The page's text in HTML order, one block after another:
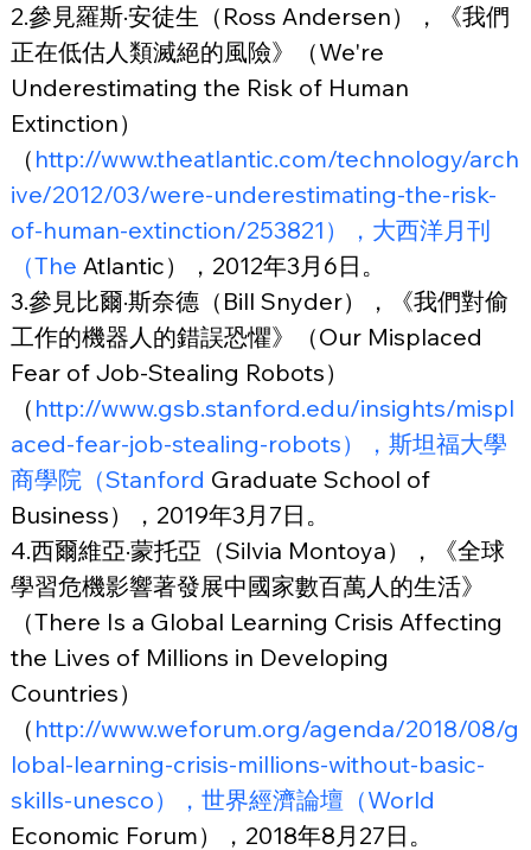
2.參見羅斯·安徒生（Ross Andersen），《我們
正在低估人類滅絕的風險》（We're
Underestimating the Risk of Human
Extinction）
（ http://www.theatlantic.com/technology/arch
ive/2012/03/were-underestimating-the-risk-
of-human-extinction/253821），大西洋月刊
（The Atlantic），2012年3月6日。
3.參見比爾·斯奈德（Bill Snyder），《我們對偷
工作的機器人的錯誤恐懼》（Our Misplaced
Fear of Job-Stealing Robots）
（ http://www.gsb.stanford.edu/insights/mispl
aced-fear-job-stealing-robots），斯坦福大學
商學院（Stanford Graduate School of
Business），2019年3月7日。
4.西爾維亞·蒙托亞（Silvia Montoya），《全球
學習危機影響著發展中國家數百萬人的生活》
（There Is a Global Learning Crisis Affecting
the Lives of Millions in Developing
Countries）
（ http://www.weforum.org/agenda/2018/08/g
lobal-learning-crisis-millions-without-basic-
skills-unesco），世界經濟論壇（World
Economic Forum），2018年8月27日。